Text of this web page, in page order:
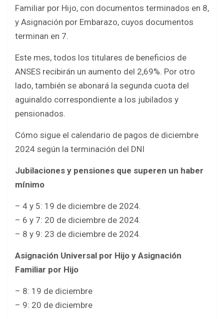
Familiar por Hijo, con documentos terminados en 8,
y Asignación por Embarazo, cuyos documentos
terminan en 7.
Este mes, todos los titulares de beneficios de
ANSES recibirán un aumento del 2,69%. Por otro
lado, también se abonará la segunda cuota del
aguinaldo correspondiente a los jubilados y
pensionados.
Cómo sigue el calendario de pagos de diciembre
2024 según la terminación del DNI
Jubilaciones y pensiones que superen un haber
mínimo
– 4 y 5: 19 de diciembre de 2024.
– 6 y 7: 20 de diciembre de 2024.
– 8 y 9: 23 de diciembre de 2024.
Asignación Universal por Hijo y Asignación
Familiar por Hijo
– 8: 19 de diciembre
– 9: 20 de diciembre